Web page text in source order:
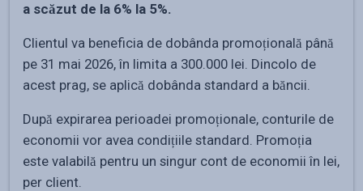
a scăzut de la 6% la 5%.
Clientul va beneficia de dobânda promoțională până
pe 31 mai 2026, în limita a 300.000 lei. Dincolo de
acest prag, se aplică dobânda standard a băncii.
După expirarea perioadei promoționale, conturile de
economii vor avea condițiile standard. Promoția
este valabilă pentru un singur cont de economii în lei,
per client.